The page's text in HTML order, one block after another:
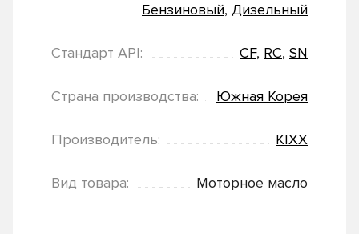
Бензиновый, Дизельный
Стандарт API: CF, RC, SN
Страна производства: Южная Корея
Производитель: KIXX
Вид товара: Моторное масло